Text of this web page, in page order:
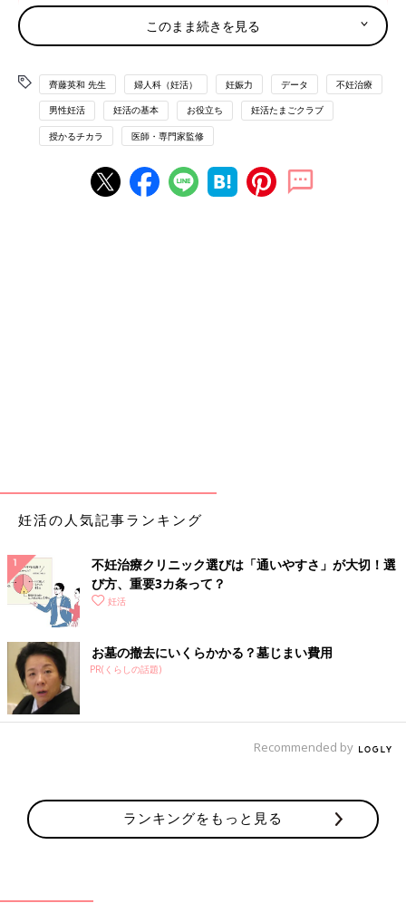
てきたことから、加齢による妊娠力の低下や、
高齢出産のリスクについての啓発活動も行う。
著書に「妊活バイブル」（共著・講談社）、
社）など。
マンガでわかる！いつかのための不妊治療クリニック受診ガイド
※参考：「妊活たまごクラブ 2026-2027」
※この記事は、「妊活たまごクラブ2026-2027」からの抜粋で
ないので、気持ちを楽にして受診してくださ
結婚して2周年を迎えた玉木洋介＆みお夫妻。同じ会社の同期で
カフェ巡りが好きで、毎日楽しく、仲よく過ごしているけれど、
友人たちからの妊娠報告にちょっとあせり始めました。赤ちゃん
がなかなか授からないのです。
不妊治療マンガ「男性が受ける検査」編
このまま続きを見る
齊藤英和 先生 婦人科（妊活） 妊娠力 データ 不妊治療
男性妊活 妊活の基本 お役立ち 妊活たまごクラブ
授かるチカラ 医師・専門家監修
妊活の人気記事ランキング
不妊治療クリニック選びは「通いやすさ」が大切！選
び方、重要3カ条って？
妊活
お墓の撤去にいくらかかる？墓じまい費用
PR(くらしの話題)
Recommended by
ランキングをもっと見る